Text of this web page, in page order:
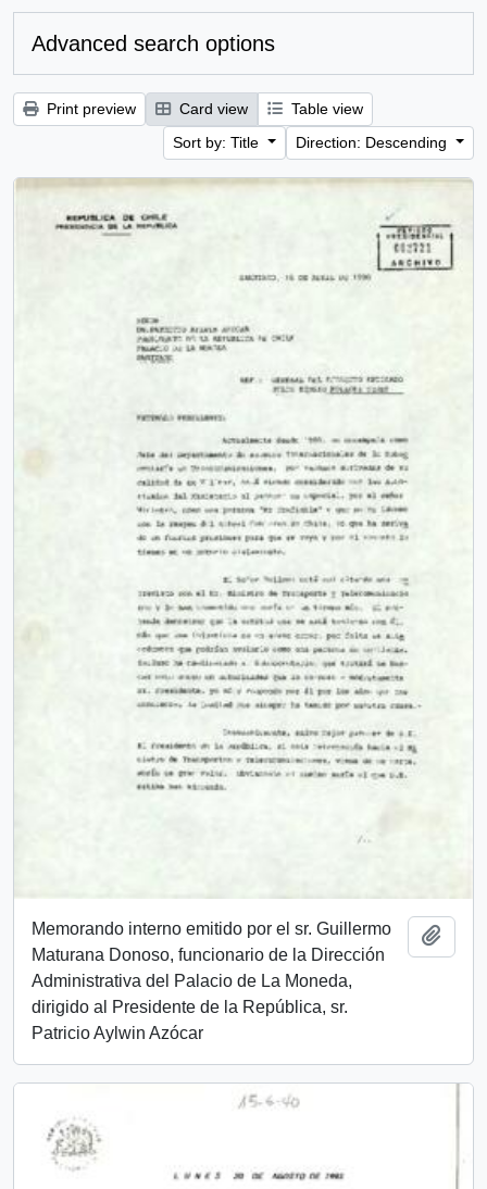
Advanced search options
Print preview Card view
Table view
Sort by: Title
Direction: Descending
Memorando interno emitido por el sr. Guillermo
Maturana Donoso, funcionario de la Dirección
Administrativa del Palacio de La Moneda,
dirigido al Presidente de la República, sr.
Patricio Aylwin Azócar